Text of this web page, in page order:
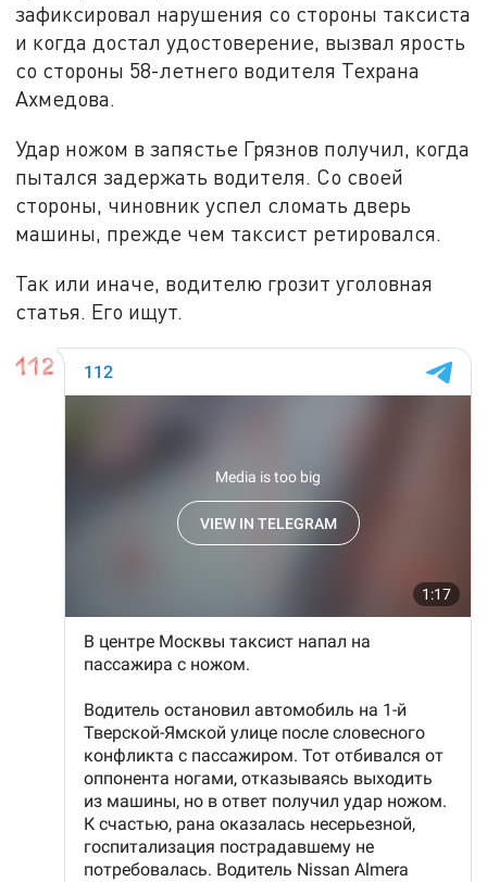
зафиксировал нарушения со стороны таксиста
и когда достал удостоверение, вызвал ярость
со стороны 58-летнего водителя Техрана
Ахмедова.
Удар ножом в запястье Грязнов получил, когда
пытался задержать водителя. Со своей
стороны, чиновник успел сломать дверь
машины, прежде чем таксист ретировался.
Так или иначе, водителю грозит уголовная
статья. Его ищут.